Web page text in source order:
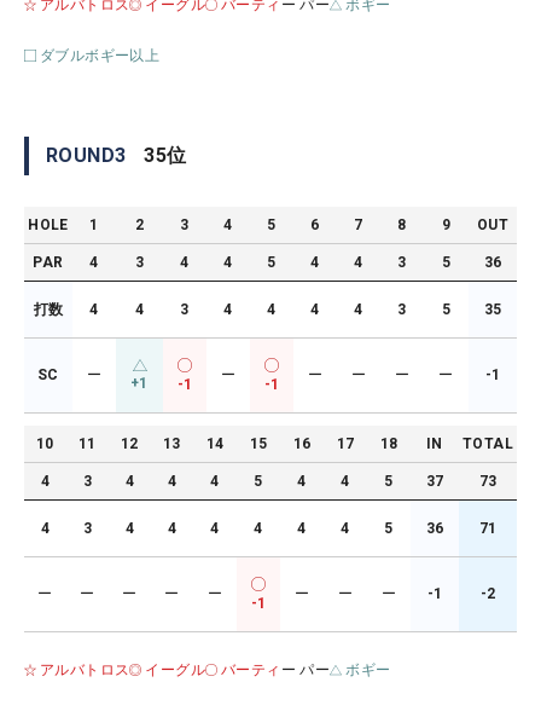
アルバトロス イーグル バーティ ー パー ボギー
ダブルボギー以上
ROUND3 35位
HOLE 1 2 3 4 5 6 7 8 9 OUT
PAR 4 3 4 4 5 4 4 3 5 36
打数 4 4 3 4 4 4 4 3 5 35
SC ー +1 -1
ー
-1
ー ー ー ー -1
10 11 12 13 14 15 16 17 18 IN TOTAL
4 3 4 4 4 5 4 4 5 37 73
4 3 4 4 4 4 4 4 5 36 71
ー ー ー ー ー
-1
ー ー ー -1 -2
アルバトロス イーグル バーティ ー パー ボギー